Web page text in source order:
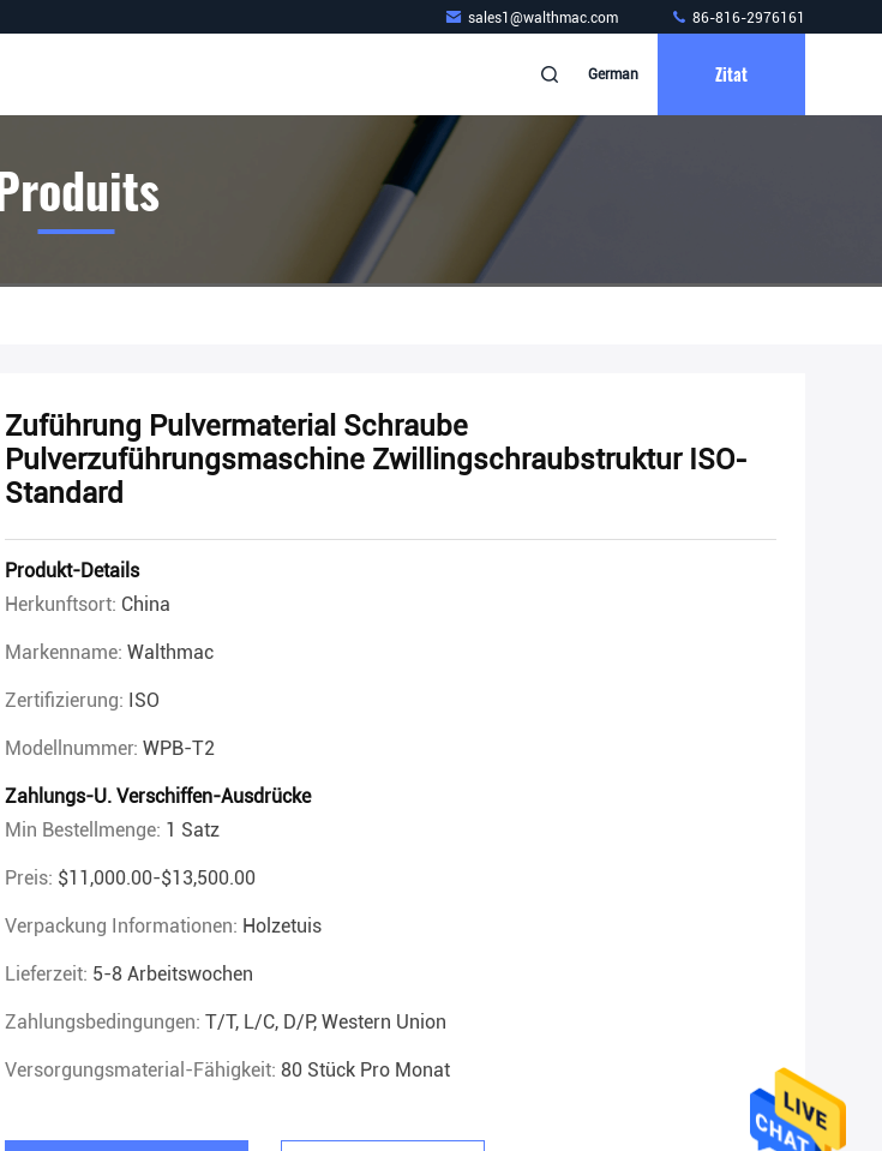
sales1@walthmac.com 86-816-2976161
German Zitat
Zuführung Pulvermaterial Schraube
Pulverzuführungsmaschine Zwillingschraubstruktur ISO-
Standard
Produkt-Details
Herkunftsort: China
Markenname: Walthmac
Zertifizierung: ISO
Modellnummer: WPB-T2
Zahlungs-U. Verschiffen-Ausdrücke
Min Bestellmenge: 1 Satz
Preis: $11,000.00-$13,500.00
Verpackung Informationen: Holzetuis
Lieferzeit: 5-8 Arbeitswochen
Zahlungsbedingungen: T/T, L/C, D/P, Western Union
Versorgungsmaterial-Fähigkeit: 80 Stück Pro Monat